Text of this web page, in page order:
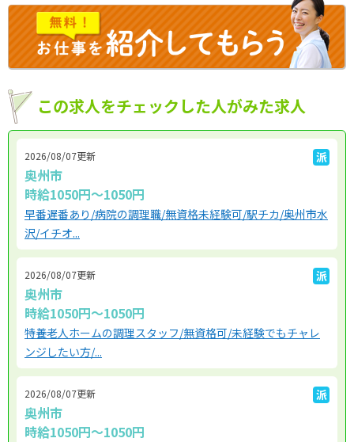
この求人をチェックした人がみた求人
2026/08/07更新 派
奥州市
時給1050円～1050円
早番遅番あり/病院の調理職/無資格未経験可/駅チカ/奥州市水
沢/イチオ...
2026/08/07更新 派
奥州市
時給1050円～1050円
特養老人ホームの調理スタッフ/無資格可/未経験でもチャレ
ンジしたい方/...
2026/08/07更新 派
奥州市
時給1050円～1050円